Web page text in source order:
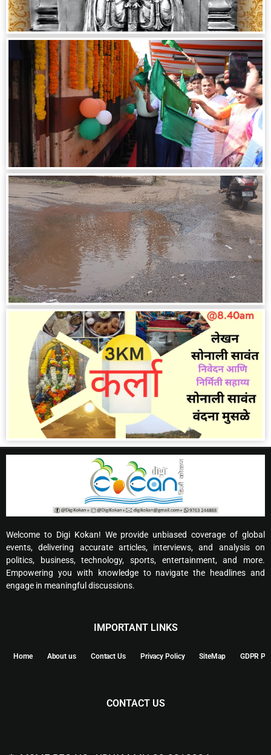
Welcome to Digi Kokan! We provide unbiased coverage of global
events, delivering accurate articles, interviews, and analysis on
politics, business, technology, sports, entertainment, and more.
Empowering you with knowledge to navigate the headlines and
engage in meaningful discussions.
IMPORTANT LINKS
Home About us Contact Us Privacy Policy SiteMap GDPR
CONTACT US